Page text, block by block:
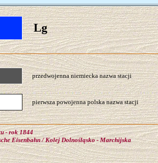
Lg
przedwojenna niemiecka nazwa stacji
pierwsza powojenna polska nazwa stacji
- rok 1844
Eisenbahn / Kolej Dolnośląsko - Marchijska